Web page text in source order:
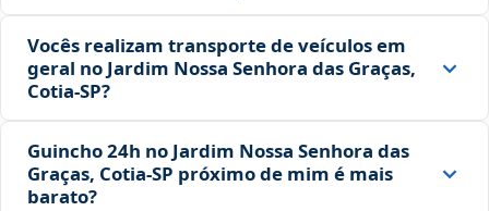
Vocês realizam transporte de veículos em
geral no Jardim Nossa Senhora das Graças,
Cotia‑SP?
Guincho 24h no Jardim Nossa Senhora das
Graças, Cotia‑SP próximo de mim é mais
barato?